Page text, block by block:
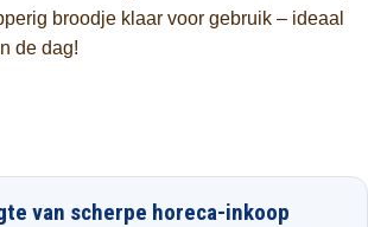
broodje klaar voor gebruik – ideaal
de dag!
van scherpe horeca-inkoop